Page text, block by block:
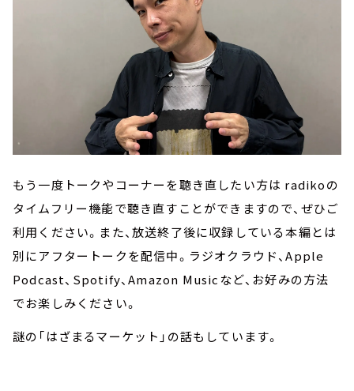
もう一度トークやコーナーを聴き直したい方は radikoの
タイムフリー機能で聴き直すことができますので、ぜひご
利用ください。また、放送終了後に収録している本編とは
別にアフタートークを配信中。ラジオクラウド、Apple
Podcast、Spotify、Amazon Musicなど、お好みの方法
でお楽しみください。
謎の「はざまるマーケット」の話もしています。